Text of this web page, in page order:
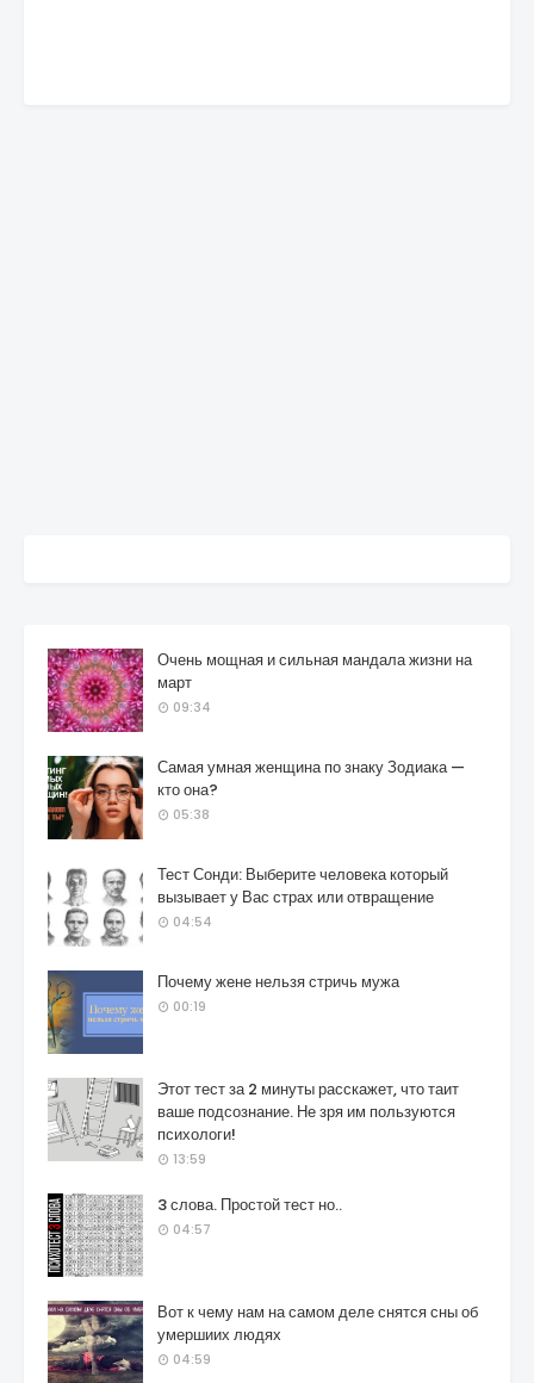
Очень мощная и сильная мандала жизни на
март
09:34
Самая умная женщина по знаку Зодиака —
кто она?
05:38
Тест Сонди: Выберите человека который
вызывает у Вас страх или отвращение
04:54
Почему жене нельзя стричь мужа
00:19
Этот тест за 2 минуты расскажет, что таит
ваше подсознание. Не зря им пользуются
психологи!
13:59
3 слова. Простой тест но..
04:57
Вот к чему нам на самом деле снятся сны об
умершиих людях
04:59